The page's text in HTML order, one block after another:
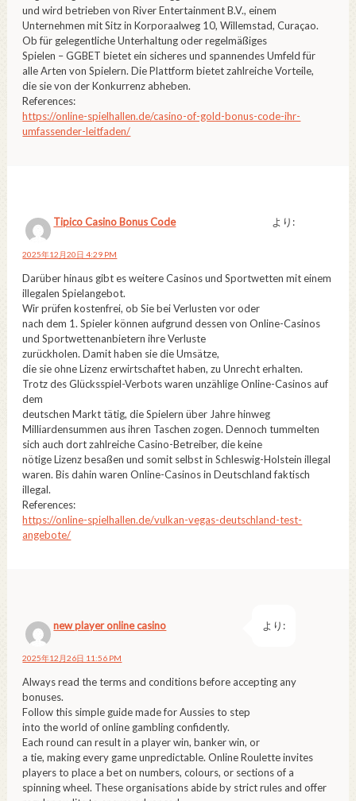
und wird betrieben von River Entertainment B.V., einem
Unternehmen mit Sitz in Korporaalweg 10, Willemstad, Curaçao.
Ob für gelegentliche Unterhaltung oder regelmäßiges
Spielen – GGBET bietet ein sicheres und spannendes Umfeld für
alle Arten von Spielern. Die Plattform bietet zahlreiche Vorteile,
die sie von der Konkurrenz abheben.
References:
https://online-spielhallen.de/casino-of-gold-bonus-code-ihr-
umfassender-leitfaden/
Tipico Casino Bonus Code より:
2025年12月20日 4:29 PM
Darüber hinaus gibt es weitere Casinos und Sportwetten mit einem
illegalen Spielangebot.
Wir prüfen kostenfrei, ob Sie bei Verlusten vor oder
nach dem 1. Spieler können aufgrund dessen von Online-Casinos
und Sportwettenanbietern ihre Verluste
zurückholen. Damit haben sie die Umsätze,
die sie ohne Lizenz erwirtschaftet haben, zu Unrecht erhalten.
Trotz des Glücksspiel-Verbots waren unzählige Online-Casinos auf
dem
deutschen Markt tätig, die Spielern über Jahre hinweg
Milliardensummen aus ihren Taschen zogen. Dennoch tummelten
sich auch dort zahlreiche Casino-Betreiber, die keine
nötige Lizenz besaßen und somit selbst in Schleswig-Holstein illegal
waren. Bis dahin waren Online-Casinos in Deutschland faktisch
illegal.
References:
https://online-spielhallen.de/vulkan-vegas-deutschland-test-
angebote/
new player online casino より:
2025年12月26日 11:56 PM
Always read the terms and conditions before accepting any
bonuses.
Follow this simple guide made for Aussies to step
into the world of online gambling confidently.
Each round can result in a player win, banker win, or
a tie, making every game unpredictable. Online Roulette invites
players to place a bet on numbers, colours, or sections of a
spinning wheel. These organisations abide by strict rules and offer